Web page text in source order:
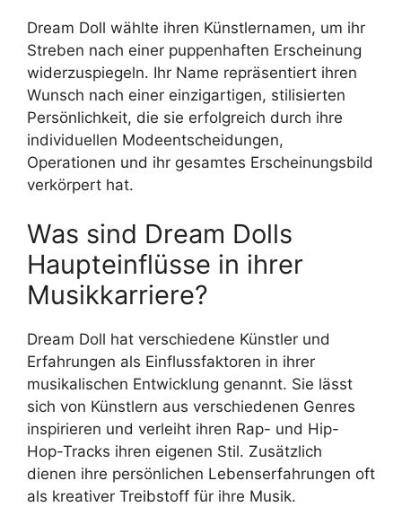
Dream Doll wählte ihren Künstlernamen, um ihr
Streben nach einer puppenhaften Erscheinung
widerzuspiegeln. Ihr Name repräsentiert ihren
Wunsch nach einer einzigartigen, stilisierten
Persönlichkeit, die sie erfolgreich durch ihre
individuellen Modeentscheidungen,
Operationen und ihr gesamtes Erscheinungsbild
verkörpert hat.
Was sind Dream Dolls
Haupteinflüsse in ihrer
Musikkarriere?
Dream Doll hat verschiedene Künstler und
Erfahrungen als Einflussfaktoren in ihrer
musikalischen Entwicklung genannt. Sie lässt
sich von Künstlern aus verschiedenen Genres
inspirieren und verleiht ihren Rap- und Hip-
Hop-Tracks ihren eigenen Stil. Zusätzlich
dienen ihre persönlichen Lebenserfahrungen oft
als kreativer Treibstoff für ihre Musik.